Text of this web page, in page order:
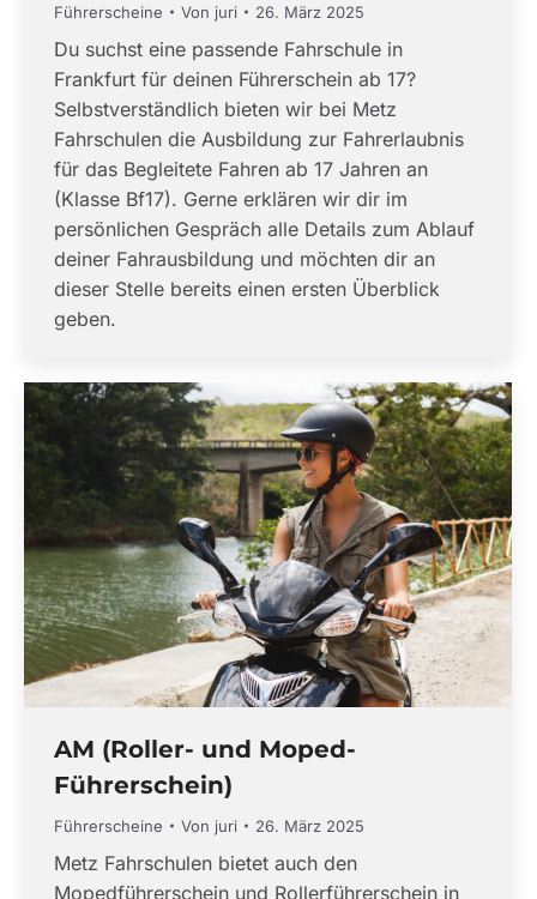
Führerscheine Von juri 26. März 2025
Du suchst eine passende Fahrschule in
Frankfurt für deinen Führerschein ab 17?
Selbstverständlich bieten wir bei Metz
Fahrschulen die Ausbildung zur Fahrerlaubnis
für das Begleitete Fahren ab 17 Jahren an
(Klasse Bf17). Gerne erklären wir dir im
persönlichen Gespräch alle Details zum Ablauf
deiner Fahrausbildung und möchten dir an
dieser Stelle bereits einen ersten Überblick
geben.
AM (Roller- und Moped-
Führerschein)
Führerscheine Von juri 26. März 2025
Metz Fahrschulen bietet auch den
Mopedführerschein und Rollerführerschein in